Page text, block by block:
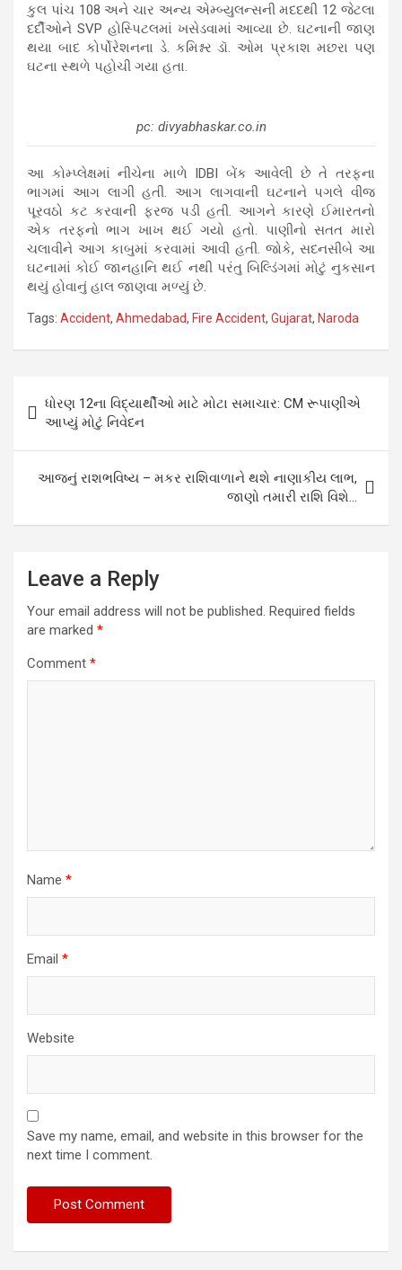
કુલ પાંચ 108 અને ચાર અન્ય એમ્બ્યુલન્સની મદદથી 12 જેટલા
દર્દીઓને SVP હોસ્પિટલમાં ખસેડવામાં આવ્યા છે. ઘટનાની જાણ
થયા બાદ કોર્પોરેશનના ડે. કમિશ્નર ડૉ. ઓમ પ્રકાશ મછરા પણ
ઘટના સ્થળે પહોચી ગયા હતા.
pc: divyabhaskar.co.in
આ કોમ્પ્લેક્ષમાં નીચેના માળે IDBI બેંક આવેલી છે તે તરફના
ભાગમાં આગ લાગી હતી. આગ લાગવાની ઘટનાને પગલે વીજ
પૂરવઠો કટ કરવાની ફરજ પડી હતી. આગને કારણે ઈમારતનો
એક તરફનો ભાગ ખાખ થઈ ગયો હતો. પાણીનો સતત મારો
ચલાવીને આગ કાબુમાં કરવામાં આવી હતી. જોકે, સદનસીબે આ
ઘટનામાં કોઈ જાનહાનિ થઈ નથી પરંતુ બિલ્ડિંગમાં મોટું નુકસાન
થયું હોવાનું હાલ જાણવા મળ્યું છે.
Tags: Accident, Ahmedabad, Fire Accident, Gujarat, Naroda
Post
navigation
ધોરણ 12ના વિદ્યાર્થીઓ માટે મોટા સમાચાર: CM રૂપાણીએ
આપ્યું મોટું નિવેદન
આજનું રાશભવિષ્ય – મકર રાશિવાળાને થશે નાણાકીય લાભ,
જાણો તમારી રાશિ વિશે…
Leave a Reply
Your email address will not be published. Required fields
are marked *
Comment *
Name *
Email *
Website
Save my name, email, and website in this browser for the
next time I comment.